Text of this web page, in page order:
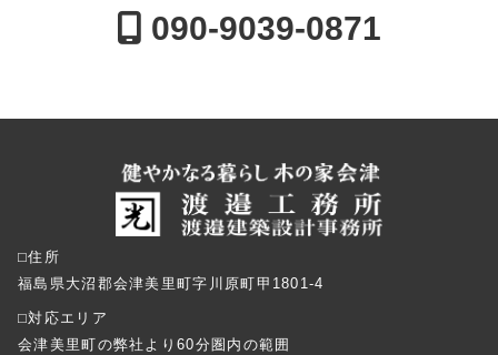
090-9039-0871
⬜︎住所
福島県大沼郡会津美里町字川原町甲1801-4
⬜︎対応エリア
会津美里町の弊社より60分圏内の範囲